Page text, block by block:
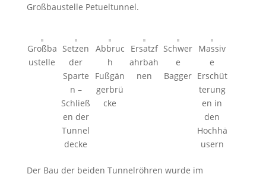
Großbaustelle Petueltunnel.
Großba
ustelle
Setzen
der
Sparte
n –
Schließ
en der
Tunnel
decke
Abbruc
h
Fußgän
gerbrü
cke
Ersatzf
ahrbah
nen
Schwer
e
Bagger
Massiv
e
Erschüt
terung
en in
den
Hochhä
usern
Der Bau der beiden Tunnelröhren wurde im